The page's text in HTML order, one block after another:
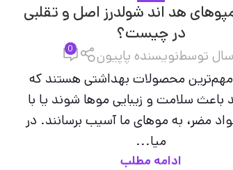
هد اند شولدرز اصل و تقلبی
در چیست؟
توسطنویسنده پاپیون 0
محصولات بهداشتی هستند که
باعث سلامت و زیبایی موها شوند یا با
مضر، به موهای ما آسیب برسانند. در
میا...
ادامه مطلب